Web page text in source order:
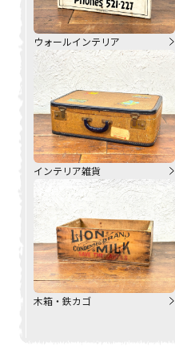
ウォールインテリア
インテリア雑貨
木箱・鉄カゴ